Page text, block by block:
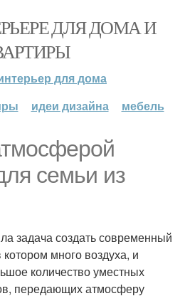
ДЛЯ ДОМА И
для дома
идеи дизайна мебель
семьи из
задача создать современный
много воздуха, и
количество уместных
передающих атмосферу